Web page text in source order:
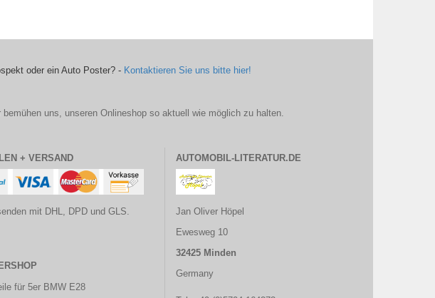
oder ein Auto Poster? - Kontaktieren Sie uns bitte hier!
uns, unseren Onlineshop so aktuell wie möglich zu halten.
+ VERSAND
mit DHL, DPD und GLS.
für 5er BMW E28
AUTOMOBIL-LITERATUR.DE
Jan Oliver Höpel
Ewesweg 10
32425 Minden
Germany